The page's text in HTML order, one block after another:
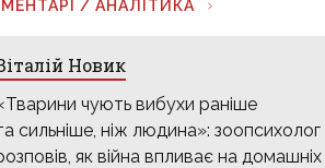
/ АНАЛІТИКА
Новик
чують вибухи раніше
сильніше, ніж людина»: зоопсихолог
як війна впливає на домашніх